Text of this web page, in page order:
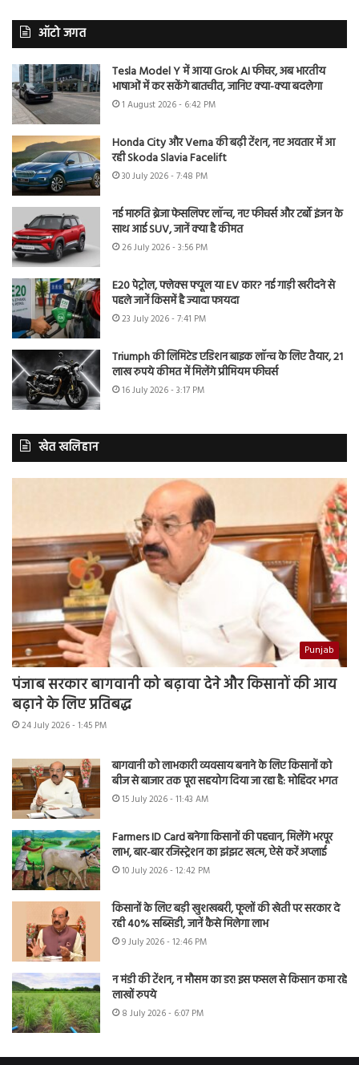
ऑटो जगत
Tesla Model Y में आया Grok AI फीचर, अब भारतीय
भाषाओं में कर सकेंगे बातचीत, जानिए क्या-क्या बदलेगा
1 August 2026 - 6:42 PM
Honda City और Verna की बढ़ी टेंशन, नए अवतार में आ
रही Skoda Slavia Facelift
30 July 2026 - 7:48 PM
नई मारुति ब्रेजा फेसलिफ्ट लॉन्च, नए फीचर्स और टर्बो इंजन के
साथ आई SUV, जानें क्या है कीमत
26 July 2026 - 3:56 PM
E20 पेट्रोल, फ्लेक्स फ्यूल या EV कार? नई गाड़ी खरीदने से
पहले जानें किसमें है ज्यादा फायदा
23 July 2026 - 7:41 PM
Triumph की लिमिटेड एडिशन बाइक लॉन्च के लिए तैयार, 21
लाख रुपये कीमत में मिलेंगे प्रीमियम फीचर्स
16 July 2026 - 3:17 PM
खेत खलिहान
Punjab
पंजाब सरकार बागवानी को बढ़ावा देने और किसानों की आय
बढ़ाने के लिए प्रतिबद्ध
24 July 2026 - 1:45 PM
बागवानी को लाभकारी व्यवसाय बनाने के लिए किसानों को
बीज से बाजार तक पूरा सहयोग दिया जा रहा है: मोहिंदर भगत
15 July 2026 - 11:43 AM
Farmers ID Card बनेगा किसानों की पहचान, मिलेंगे भरपूर
लाभ, बार-बार रजिस्ट्रेशन का झंझट खत्म, ऐसे करें अप्लाई
10 July 2026 - 12:42 PM
किसानों के लिए बड़ी खुशखबरी, फूलों की खेती पर सरकार दे
रही 40% सब्सिडी, जानें कैसे मिलेगा लाभ
9 July 2026 - 12:46 PM
न मंडी की टेंशन, न मौसम का डर! इस फसल से किसान कमा रहे
लाखों रुपये
8 July 2026 - 6:07 PM